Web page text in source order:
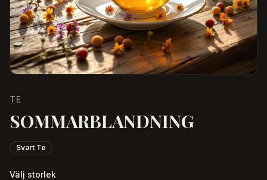
TE
SOMMARBLANDNING
Svart Te
Välj storlek